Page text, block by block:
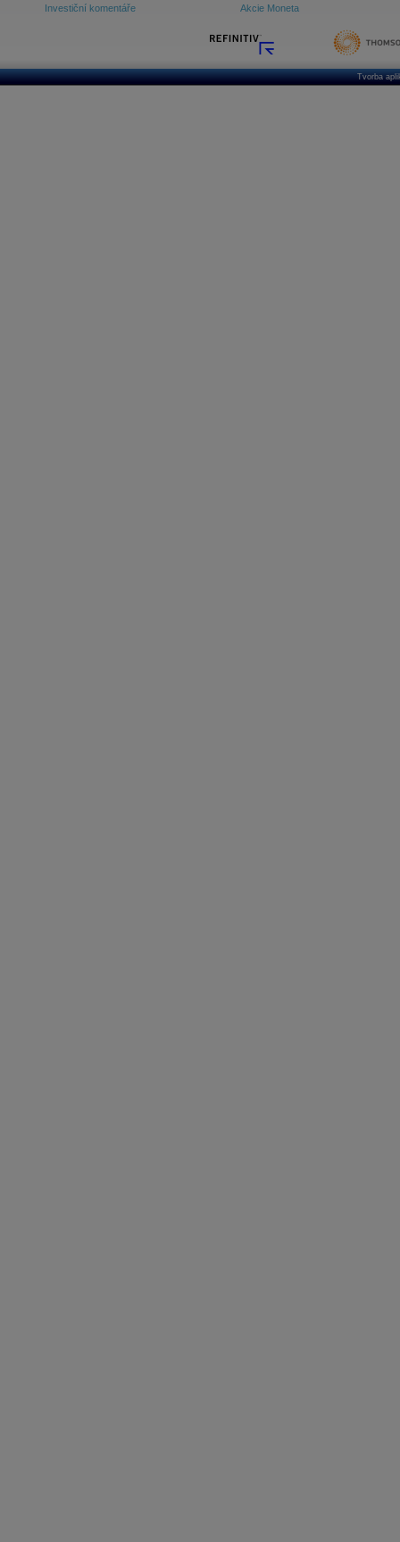
Investiční komentáře Akcie Moneta
Tvorba